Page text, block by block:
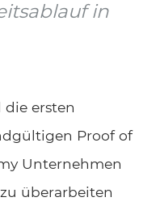
in
ersten
Proof of
Unternehmen
überarbeiten